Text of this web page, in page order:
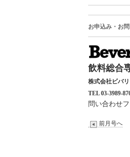
お申込み・お
飲料総合
株式会社ビバ
TEL 03-3989-
問い合わせ
前月号へ